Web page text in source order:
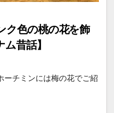
ク色の桃の花を飾
昔話】
ーチミンには梅の花でご紹